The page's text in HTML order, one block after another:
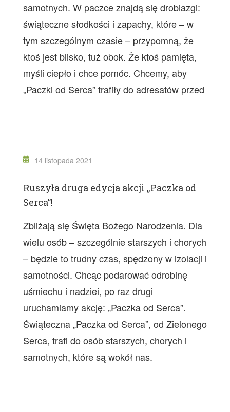
samotnych. W paczce znajdą się drobiazgi:
świąteczne słodkości i zapachy, które – w
tym szczególnym czasie – przypomną, że
ktoś jest blisko, tuż obok. Że ktoś pamięta,
myśli ciepło i chce pomóc. Chcemy, aby
„Paczki od Serca” trafiły do adresatów przed
14 listopada 2021
Ruszyła druga edycja akcji „Paczka od
Serca”!
Zbliżają się Święta Bożego Narodzenia. Dla
wielu osób – szczególnie starszych i chorych
– będzie to trudny czas, spędzony w izolacji i
samotności. Chcąc podarować odrobinę
uśmiechu i nadziei, po raz drugi
uruchamiamy akcję: „Paczka od Serca”.
Świąteczna „Paczka od Serca”, od Zielonego
Serca, trafi do osób starszych, chorych i
samotnych, które są wokół nas.